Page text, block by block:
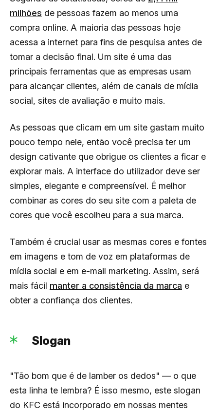
milhões de pessoas fazem ao menos uma
compra online. A maioria das pessoas hoje
acessa a internet para fins de pesquisa antes de
tomar a decisão final. Um site é uma das
principais ferramentas que as empresas usam
para alcançar clientes, além de canais de mídia
social, sites de avaliação e muito mais.
As pessoas que clicam em um site gastam muito
pouco tempo nele, então você precisa ter um
design cativante que obrigue os clientes a ficar e
explorar mais. A interface do utilizador deve ser
simples, elegante e compreensível. É melhor
combinar as cores do seu site com a paleta de
cores que você escolheu para a sua marca.
Também é crucial usar as mesmas cores e fontes
em imagens e tom de voz em plataformas de
mídia social e em e-mail marketing. Assim, será
mais fácil manter a consistência da marca e
obter a confiança dos clientes.
Slogan
"Tão bom que é de lamber os dedos" — o que
esta linha te lembra? É isso mesmo, este slogan
do KFC está incorporado em nossas mentes